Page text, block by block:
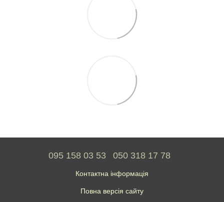
095 158 03 53 050 318 17 78
Контактна інформація
Повна версія сайту